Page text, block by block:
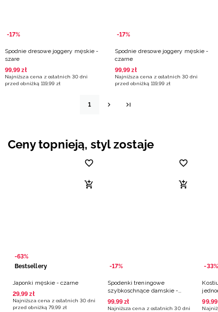
-17%
Spodnie dresowe joggery męskie -
szare
99,99 zł
Najniższa cena z ostatnich 30 dni
przed obniżką 119,99 zł
-17%
Spodnie dresowe joggery męskie -
czarne
99,99 zł
Najniższa cena z ostatnich 30 dni
przed obniżką 119,99 zł
1
Ceny topnieją, styl zostaje
-63%
Bestsellery
Japonki męskie - czarne
29,99 zł
Najniższa cena z ostatnich 30 dni
przed obniżką 79,99 zł
-17%
Spodenki treningowe
szybkoschnące damskie -
czarne
99,99 zł
Najniższa cena z ostatnich 30 dni
-33%
99,99